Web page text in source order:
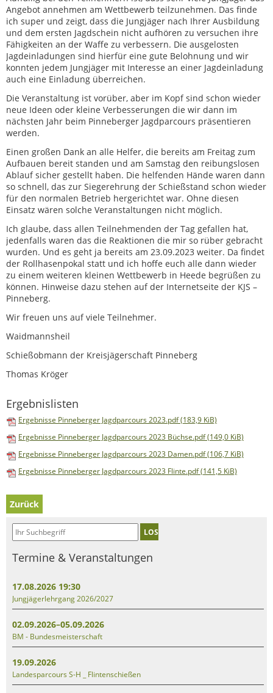
Angebot annehmen am Wettbewerb teilzunehmen. Das finde
ich super und zeigt, dass die Jungjäger nach Ihrer Ausbildung
und dem ersten Jagdschein nicht aufhören zu versuchen ihre
Fähigkeiten an der Waffe zu verbessern. Die ausgelosten
Jagdeinladungen sind hierfür eine gute Belohnung und wir
konnten jedem Jungjäger mit Interesse an einer Jagdeinladung
auch eine Einladung überreichen.
Die Veranstaltung ist vorüber, aber im Kopf sind schon wieder
neue Ideen oder kleine Verbesserungen die wir dann im
nächsten Jahr beim Pinneberger Jagdparcours präsentieren
werden.
Einen großen Dank an alle Helfer, die bereits am Freitag zum
Aufbauen bereit standen und am Samstag den reibungslosen
Ablauf sicher gestellt haben. Die helfenden Hände waren dann
so schnell, das zur Siegerehrung der Schießstand schon wieder
für den normalen Betrieb hergerichtet war. Ohne diesen
Einsatz wären solche Veranstaltungen nicht möglich.
Ich glaube, dass allen Teilnehmenden der Tag gefallen hat,
jedenfalls waren das die Reaktionen die mir so rüber gebracht
wurden. Und es geht ja bereits am 23.09.2023 weiter. Da findet
der Rollhasenpokal statt und ich hoffe euch alle dann wieder
zu einem weiteren kleinen Wettbewerb in Heede begrüßen zu
können. Hinweise dazu stehen auf der Internetseite der KJS –
Pinneberg.
Wir freuen uns auf viele Teilnehmer.
Waidmannsheil
Schießobmann der Kreisjägerschaft Pinneberg
Thomas Kröger
Ergebnislisten
Ergebnisse Pinneberger Jagdparcours 2023.pdf(183,9 KiB)
Ergebnisse Pinneberger Jagdparcours 2023 Büchse.pdf(149,0 KiB)
Ergebnisse Pinneberger Jagdparcours 2023 Damen.pdf(106,7 KiB)
Ergebnisse Pinneberger Jagdparcours 2023 Flinte.pdf(141,5 KiB)
Zurück
LOS
Termine & Veranstaltungen
17.08.2026 19:30
Jungjägerlehrgang 2026/2027
02.09.2026–05.09.2026
BM - Bundesmeisterschaft
19.09.2026
Landesparcours S-H _ Flintenschießen